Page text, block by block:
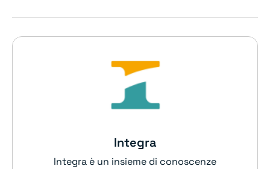
Integra
Integra è un insieme di conoscenze